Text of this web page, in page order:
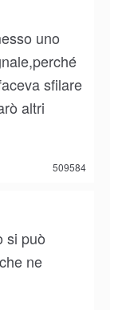
509584
uno
sfilare
altri
si può
ne